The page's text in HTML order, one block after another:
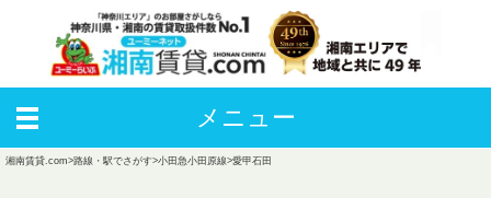
メニュー
湘南賃貸.com>路線・駅でさがす>小田急小田原線>愛甲石田